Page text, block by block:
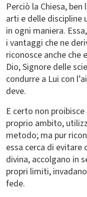
Perciò la Chiesa,
arti e delle discipline
in ogni maniera.
i vantaggi che ne
riconosce anche che
Dio, Signore delle
condurre a Lui con
deve.
E certo non
proprio ambito,
metodo; ma pur
essa cerca di
divina, accolgano in
propri limiti,
fede.